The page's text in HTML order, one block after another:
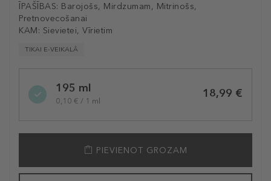
ĪPAŠĪBAS: Barojošs, Mirdzumam, Mitrinošs,
Pretnovecošanai
KAM: Sievietei, Vīrietim
TIKAI E-VEIKALĀ
variation195 ml
0,10 € / 1 ml
18,99 €
PIEVIENOT GROZAM